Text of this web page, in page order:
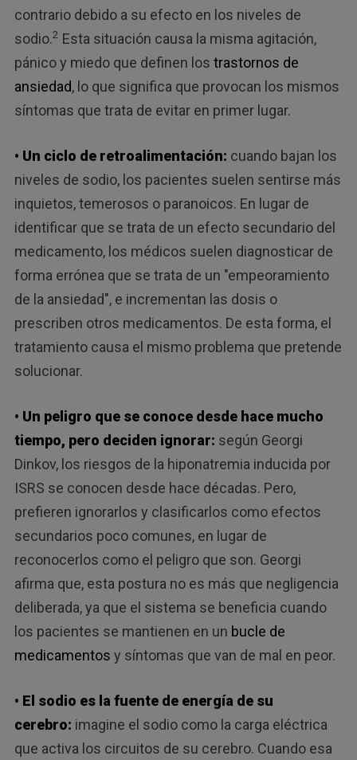
contrario debido a su efecto en los niveles de
sodio.2 Esta situación causa la misma agitación,
pánico y miedo que definen los trastornos de
ansiedad, lo que significa que provocan los mismos
síntomas que trata de evitar en primer lugar.
• Un ciclo de retroalimentación: cuando bajan los
niveles de sodio, los pacientes suelen sentirse más
inquietos, temerosos o paranoicos. En lugar de
identificar que se trata de un efecto secundario del
medicamento, los médicos suelen diagnosticar de
forma errónea que se trata de un "empeoramiento
de la ansiedad", e incrementan las dosis o
prescriben otros medicamentos. De esta forma, el
tratamiento causa el mismo problema que pretende
solucionar.
• Un peligro que se conoce desde hace mucho
tiempo, pero deciden ignorar: según Georgi
Dinkov, los riesgos de la hiponatremia inducida por
ISRS se conocen desde hace décadas. Pero,
prefieren ignorarlos y clasificarlos como efectos
secundarios poco comunes, en lugar de
reconocerlos como el peligro que son. Georgi
afirma que, esta postura no es más que negligencia
deliberada, ya que el sistema se beneficia cuando
los pacientes se mantienen en un bucle de
medicamentos y síntomas que van de mal en peor.
• El sodio es la fuente de energía de su
cerebro: imagine el sodio como la carga eléctrica
que activa los circuitos de su cerebro. Cuando esa